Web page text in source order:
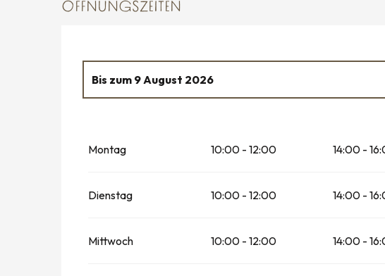
ÖFFNUNGSZEITEN
vom13 Juli 2026 bis zum19 Juli 2026
Bis zum 9 August 2026
Montag 10:00 - 12:00 14:00 -
Dienstag 10:00 - 12:00 14:00 -
Mittwoch 10:00 - 12:00 14:00 -